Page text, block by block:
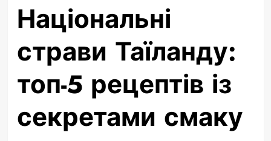
Національні
страви Таїланду:
топ-5 рецептів із
секретами смаку